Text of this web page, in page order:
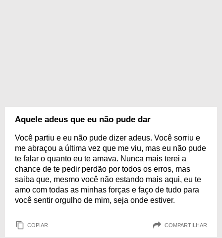
Aquele adeus que eu não pude dar
Você partiu e eu não pude dizer adeus. Você sorriu e
me abraçou a última vez que me viu, mas eu não pude
te falar o quanto eu te amava. Nunca mais terei a
chance de te pedir perdão por todos os erros, mas
saiba que, mesmo você não estando mais aqui, eu te
amo com todas as minhas forças e faço de tudo para
você sentir orgulho de mim, seja onde estiver.
COPIAR COMPARTILHAR